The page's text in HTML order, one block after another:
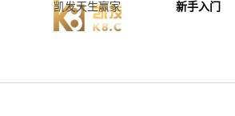
凯发天生赢家 新手入门